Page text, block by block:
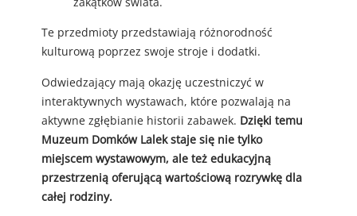
Te przedmioty przedstawiają różnorodność
kulturową poprzez swoje stroje i dodatki.
Odwiedzający mają okazję uczestniczyć w
interaktywnych wystawach, które pozwalają na
aktywne zgłębianie historii zabawek. Dzięki temu
Muzeum Domków Lalek staje się nie tylko
miejscem wystawowym, ale też edukacyjną
przestrzenią oferującą wartościową rozrywkę dla
całej rodziny.